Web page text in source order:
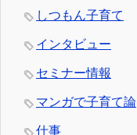
しつもん子育て
インタビュー
セミナー情報
マンガで子育て論
仕事